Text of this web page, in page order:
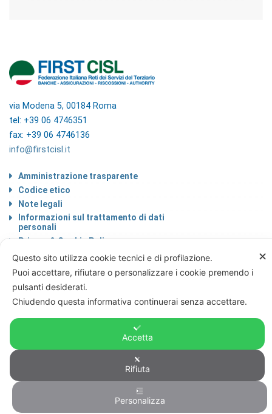
via Modena 5, 00184 Roma
tel: +39 06 4746351
fax: +39 06 4746136
info@firstcisl.it
Amministrazione trasparente
Codice etico
Note legali
Informazioni sul trattamento di dati
personali
Privacy & Cookie Policy
Home
✕
Questo sito utilizza cookie tecnici e di profilazione.
Puoi accettare, rifiutare o personalizzare i cookie premendo i
pulsanti desiderati.
Chiudendo questa informativa continuerai senza accettare.
Accetta
Rifiuta
Personalizza